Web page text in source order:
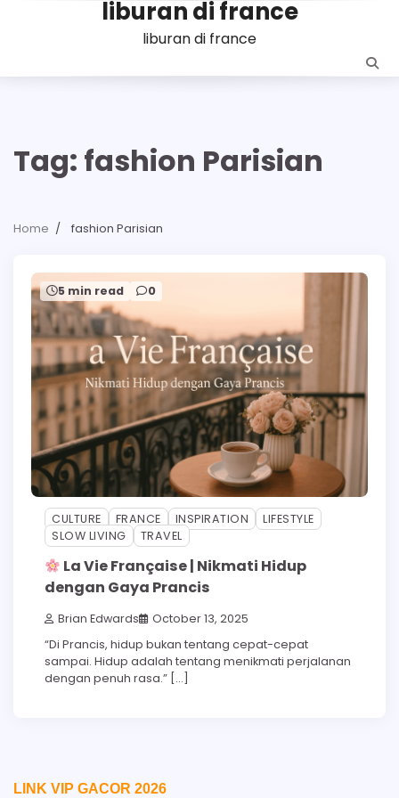
liburan di france
liburan di france
Tag: fashion Parisian
Home fashion Parisian
5 min read 0
CULTURE FRANCE INSPIRATION
LIFESTYLE
SLOW LIVING
TRAVEL
La Vie Française | Nikmati Hidup
dengan Gaya Prancis
Brian Edwards October 13, 2025
“Di Prancis, hidup bukan tentang cepat-cepat
sampai. Hidup adalah tentang menikmati perjalanan
dengan penuh rasa.” […]
LINK VIP GACOR 2026